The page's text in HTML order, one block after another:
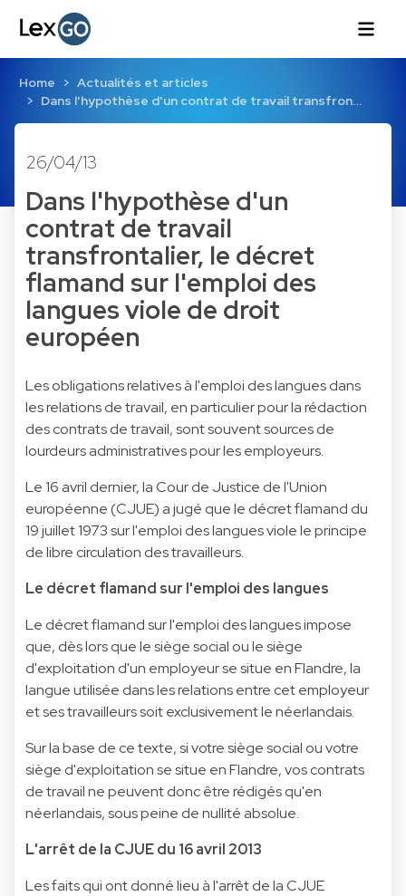
Home
Actualités et articles
Dans l'hypothèse d'un contrat de travail transfron…
26/04/13
Dans l'hypothèse d'un
contrat de travail
transfrontalier, le décret
flamand sur l'emploi des
langues viole de droit
européen
Les obligations relatives à l'emploi des langues dans
les relations de travail, en particulier pour la rédaction
des contrats de travail, sont souvent sources de
lourdeurs administratives pour les employeurs.
Le 16 avril dernier, la Cour de Justice de l'Union
européenne (CJUE) a jugé que le décret flamand du
19 juillet 1973 sur l'emploi des langues viole le principe
de libre circulation des travailleurs.
Le décret flamand sur l'emploi des langues
Le décret flamand sur l'emploi des langues impose
que, dès lors que le siège social ou le siège
d'exploitation d'un employeur se situe en Flandre, la
langue utilisée dans les relations entre cet employeur
et ses travailleurs soit exclusivement le néerlandais.
Sur la base de ce texte, si votre siège social ou votre
siège d'exploitation se situe en Flandre, vos contrats
de travail ne peuvent donc être rédigés qu'en
néerlandais, sous peine de nullité absolue.
L'arrêt de la CJUE du 16 avril 2013
Les faits qui ont donné lieu à l'arrêt de la CJUE